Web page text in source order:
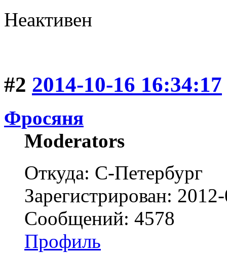
Неактивен
#2 2014-10-16 16:34:17
Фросяня
Moderators
Откуда: С-Петербург
Зарегистрирован:
Сообщений: 4578
Профиль